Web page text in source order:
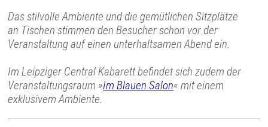
Das stilvolle Ambiente und die gemütlichen Sitzplätze
an Tischen stimmen den Besucher schon vor der
Veranstaltung auf einen unterhaltsamen Abend ein.
Im Leipziger Central Kabarett befindet sich zudem der
Veranstaltungsraum »Im Blauen Salon« mit einem
exklusivem Ambiente.